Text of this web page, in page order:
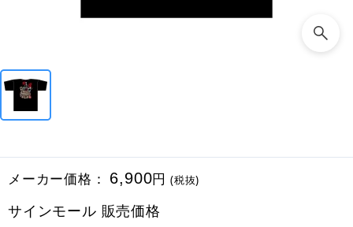
メーカー価格： 6,900円(税抜)
サインモール 販売価格